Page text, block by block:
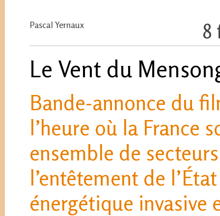
Pascal Yernaux 8
Le Vent du
Bande-annonce du
l’heure où la France
ensemble de
l’entêtement de
énergétique invasive